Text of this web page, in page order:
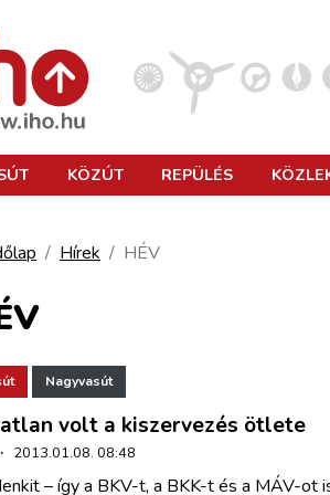
KÖZÚT REPÜLÉS
Hírek HÉV
Nagyvasút
volt a kiszervezés ötlete
· 2013.01.08. 08:48
– így a BKV-t, a BKK-t és a MÁV-ot